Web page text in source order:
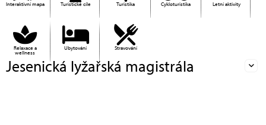
Interaktivní mapa Turistické cíle Turistika Cykloturistika Letní aktivity
Relaxace a
wellness
Ubytování Stravování
Jesenická lyžařská magistrála